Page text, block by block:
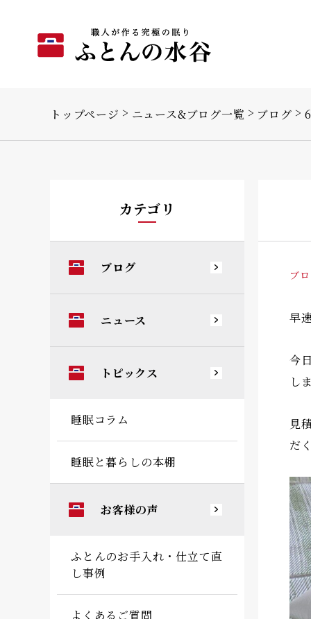
トップページ ニュース&ブログ一覧 ブログ
ブ
早
今
し
見
だ
カテゴリ
ブログ
ニュース
トピックス
睡眠コラム
睡眠と暮らしの本棚
お客様の声
ふとんのお手入れ・仕立て直
し事例
よくあるご質問